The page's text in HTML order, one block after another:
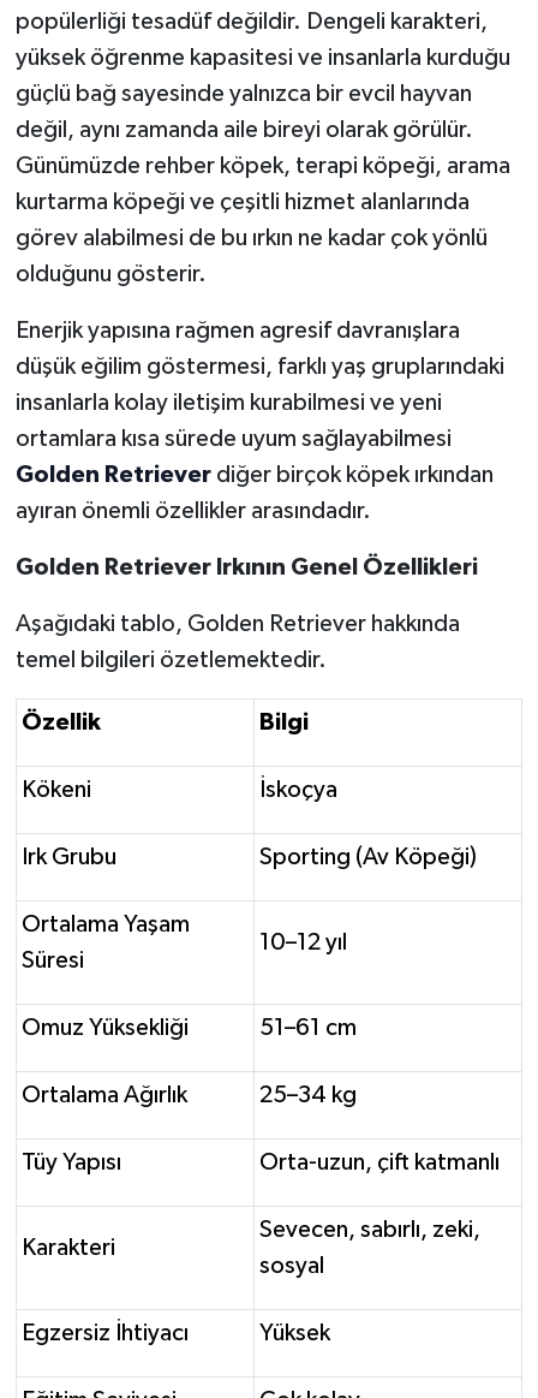
popülerliği tesadüf değildir. Dengeli karakteri,
yüksek öğrenme kapasitesi ve insanlarla kurduğu
güçlü bağ sayesinde yalnızca bir evcil hayvan
değil, aynı zamanda aile bireyi olarak görülür.
Günümüzde rehber köpek, terapi köpeği, arama
kurtarma köpeği ve çeşitli hizmet alanlarında
görev alabilmesi de bu ırkın ne kadar çok yönlü
olduğunu gösterir.
Enerjik yapısına rağmen agresif davranışlara
düşük eğilim göstermesi, farklı yaş gruplarındaki
insanlarla kolay iletişim kurabilmesi ve yeni
ortamlara kısa sürede uyum sağlayabilmesi
Golden Retrieverdiğer birçok köpek ırkından
ayıran önemli özellikler arasındadır.
Golden Retriever Irkının Genel Özellikleri
Aşağıdaki tablo, Golden Retriever hakkında
temel bilgileri özetlemektedir.
Özellik Bilgi
Kökeni İskoçya
Irk Grubu Sporting (Av Köpeği)
Ortalama Yaşam
Süresi
10–12 yıl
Omuz Yüksekliği 51–61 cm
Ortalama Ağırlık 25–34 kg
Tüy Yapısı Orta-uzun, çift katmanlı
Karakteri
Sevecen, sabırlı, zeki,
sosyal
Egzersiz İhtiyacı Yüksek